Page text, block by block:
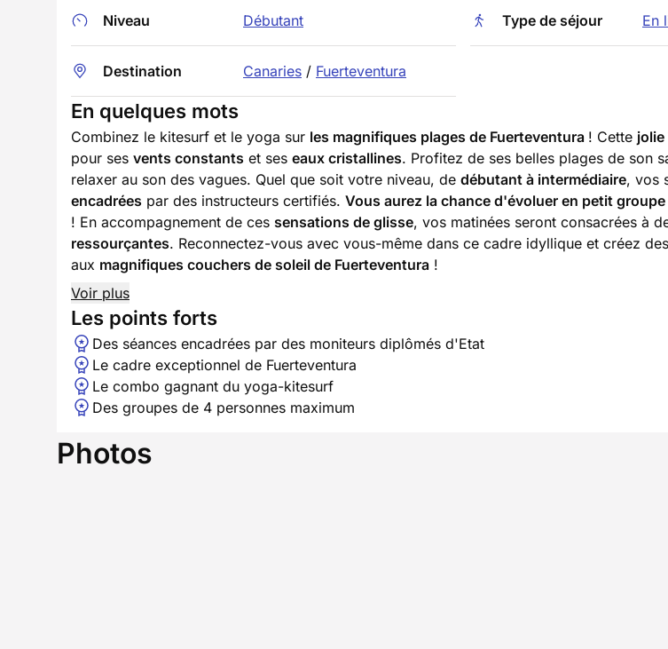
Niveau Débutant
Destination Canaries / Fuerteventura
Type de séjour En
En quelques mots
Combinez le kitesurf et le yoga sur les magnifiques plages de Fuerteventura ! Cette jolie
pour ses vents constants et ses eaux cristallines. Profitez de ses belles plages de son
relaxer au son des vagues. Quel que soit votre niveau, de débutant à intermédiaire, vos
encadrées par des instructeurs certifiés. Vous aurez la chance d'évoluer en petit
! En accompagnement de ces sensations de glisse, vos matinées seront consacrées à
ressourçantes. Reconnectez-vous avec vous-même dans ce cadre idyllique et créez
aux magnifiques couchers de soleil de Fuerteventura !
Voir plus
Les points forts
Des séances encadrées par des moniteurs diplômés d'Etat
Le cadre exceptionnel de Fuerteventura
Le combo gagnant du yoga-kitesurf
Des groupes de 4 personnes maximum
Photos